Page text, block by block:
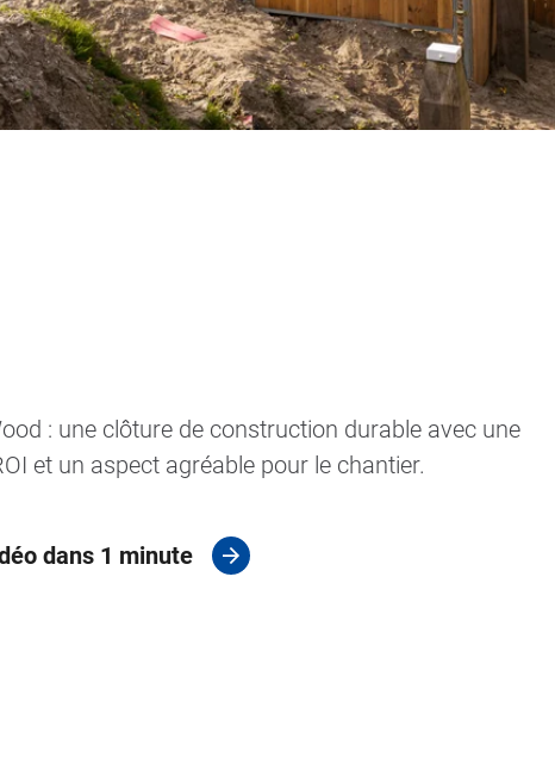
: une clôture de construction durable avec une
et un aspect agréable pour le chantier.
dans 1 minute